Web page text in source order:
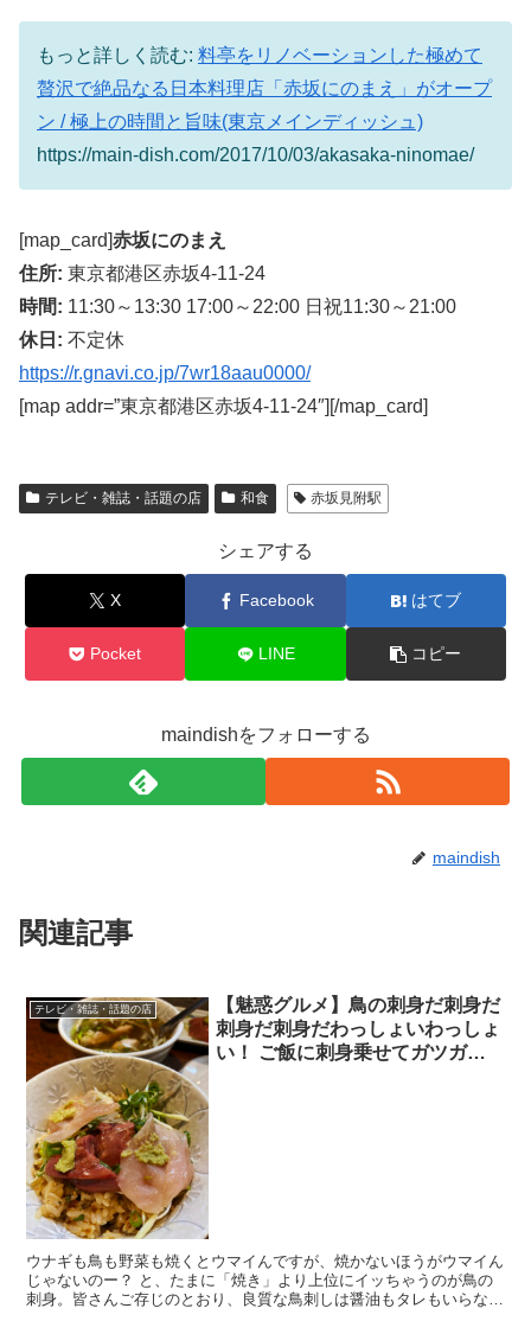
もっと詳しく読む: 料亭をリノベーションした極めて
贅沢で絶品なる日本料理店「赤坂にのまえ」がオープ
ン / 極上の時間と旨味(東京メインディッシュ)
https://main-dish.com/2017/10/03/akasaka-ninomae/
[map_card]赤坂にのまえ
住所: 東京都港区赤坂4-11-24
時間: 11:30～13:30 17:00～22:00 日祝11:30～21:00
休日: 不定休
https://r.gnavi.co.jp/7wr18aau0000/
[map addr=”東京都港区赤坂4-11-24″][/map_card]
テレビ・雑誌・話題の店 和食 赤坂見附駅
シェアする
X Facebook はてブ
Pocket LINE コピー
maindishをフォローする
maindish
関連記事
テレビ・雑誌・話題の店
【魅惑グルメ】鳥の刺身だ刺身だ
刺身だ刺身だわっしょいわっしょ
い！ ご飯に刺身乗せてガツガツ
ウナギも鳥も野菜も焼くとウマイんですが、焼かないほうがウマイん
じゃないのー？ と、たまに「焼き」より上位にイッちゃうのが鳥の
刺身。皆さんご存じのとおり、良質な鳥刺しは醤油もタレもいらない